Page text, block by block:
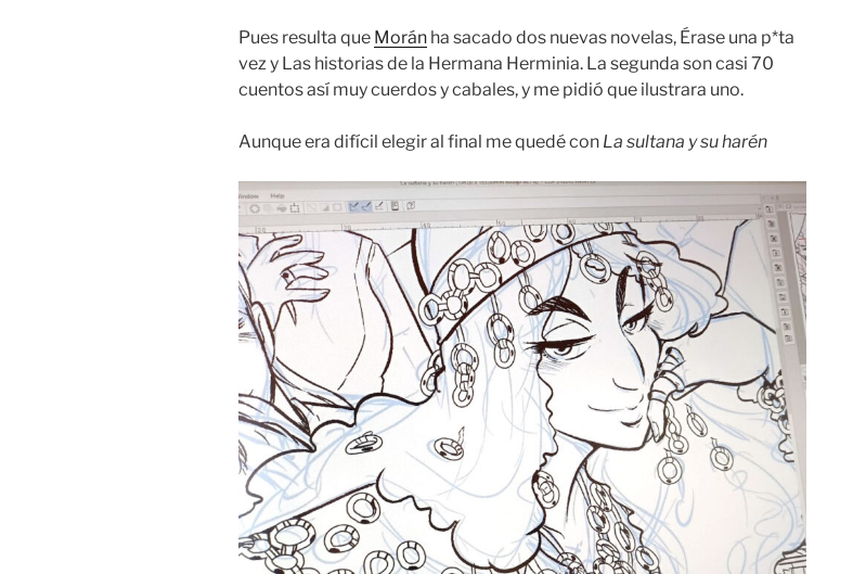
Pues resulta que Morán ha sacado dos nuevas novelas, Érase una p*ta
vez y Las historias de la Hermana Herminia. La segunda son casi 70
cuentos así muy cuerdos y cabales, y me pidió que ilustrara uno.
Aunque era difícil elegir al final me quedé con La sultana y su harén